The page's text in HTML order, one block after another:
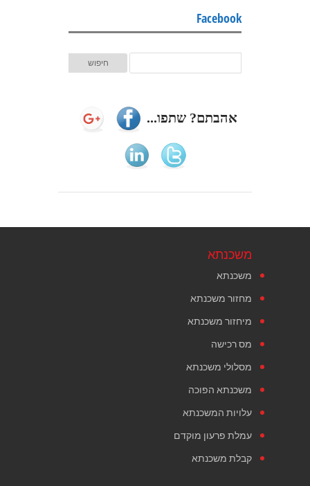
Facebook
אהבתם? שתפו...
משכנתא
משכנתא
מחזור משכנתא
מיחזור משכנתא
מס רכישה
מסלולי משכנתא
משכנתא הפוכה
עלויות המשכנתא
עמלת פרעון מוקדם
קבלת משכנתא